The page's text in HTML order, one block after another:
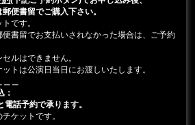
便書留でご購入下さい。
です。
便書留でお支払いされなかった場合は、ご予約
ルはできません。
トは公演日当日にお渡しいたします。
：
電話予約で承ります。
ケットです。